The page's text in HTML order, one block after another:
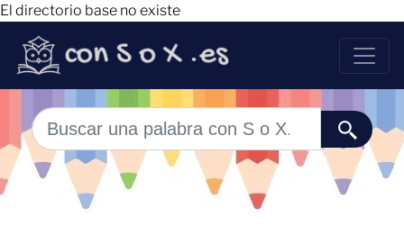
El directorio base no existe